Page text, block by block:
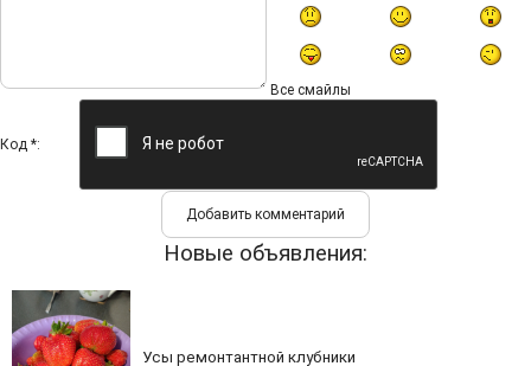
Все смайлы
Код *:
Новые объявления:
Усы ремонтантной клубники